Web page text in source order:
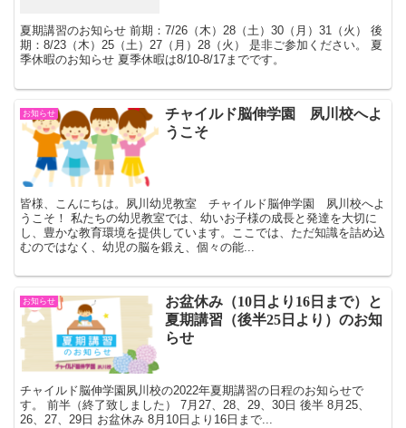
夏期講習のお知らせ 前期：7/26（木）28（土）30（月）31（火） 後
期：8/23（木）25（土）27（月）28（火） 是非ご参加ください。 夏
季休暇のお知らせ 夏季休暇は8/10-8/17までです。
お知らせ
チャイルド脳伸学園 夙川校へよ
うこそ
皆様、こんにちは。夙川幼児教室 チャイルド脳伸学園 夙川校へよ
うこそ！ 私たちの幼児教室では、幼いお子様の成長と発達を大切に
し、豊かな教育環境を提供しています。ここでは、ただ知識を詰め込
むのではなく、幼児の脳を鍛え、個々の能...
お知らせ
お盆休み（10日より16日まで）と
夏期講習（後半25日より）のお知
らせ
チャイルド脳伸学園夙川校の2022年夏期講習の日程のお知らせで
す。 前半（終了致しました） 7月27、28、29、30日 後半 8月25、
26、27、29日 お盆休み 8月10日より16日まで...